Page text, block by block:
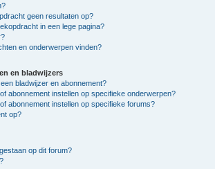
geen resultaten op?
in een lege pagina?
en onderwerpen vinden?
en bladwijzers
bladwijzer en abonnement?
abonnement instellen op specifieke onderwerpen?
abonnement instellen op specifieke forums?
op?
op dit forum?